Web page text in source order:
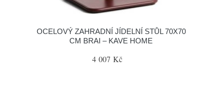
OCELOVÝ ZAHRADNÍ JÍDELNÍ STŮL 70X70
CM BRAI – KAVE HOME
4 007 Kč